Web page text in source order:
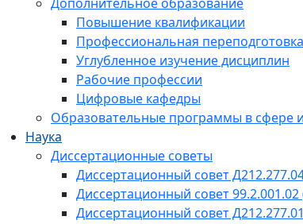
Повышение квалификации
Профессиональная переподготовка
Углубленное изучение дисциплин
Рабочие профессии
Цифровые кафедры
Образовательные программы в сфере
Наука
Диссертационные советы
Диссертационный совет
Диссертационный совет 99.2.001.02
Диссертационный совет